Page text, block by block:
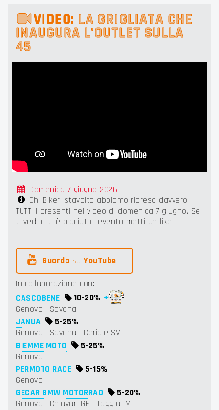
VIDEO: LA GRIGLIATA CHE
INAUGURA L'OUTLET SULLA
45
Domenica 7 giugno 2026
Ehi Biker, stavolta abbiamo ripreso davvero
TUTTI i presenti nel video di domenica 7 giugno. Se
ti vedi e ti è piaciuto l'evento metti un like!
Guarda suYouTube
In collaborazione con:
CASCOBENE
10-20% +
Genova | Savona
JANUA
5-25%
Genova | Savona | Ceriale SV
BIEMME MOTO
5-25%
Genova
PERMOTO RACE
5-15%
Genova
GECAR BMW MOTORRAD
5-20%
Genova | Chiavari GE | Taggia IM